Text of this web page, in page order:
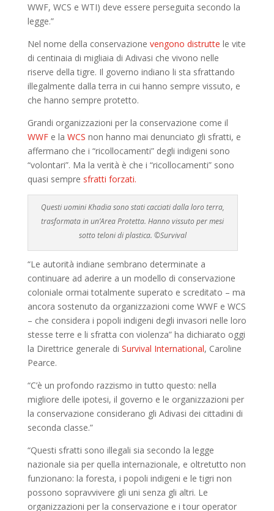
WWF, WCS e WTI) deve essere perseguita secondo la
legge.”
Nel nome della conservazione vengono distrutte le vite
di centinaia di migliaia di Adivasi che vivono nelle
riserve della tigre. Il governo indiano li sta sfrattando
illegalmente dalla terra in cui hanno sempre vissuto, e
che hanno sempre protetto.
Grandi organizzazioni per la conservazione come il
WWFe la WCS non hanno mai denunciato gli sfratti, e
affermano che i “ricollocamenti” degli indigeni sono
“volontari”. Ma la verità è che i “ricollocamenti” sono
quasi sempre sfratti forzati.
Questi uomini Khadia sono stati cacciati dalla loro terra,
trasformata in un’Area Protetta. Hanno vissuto per mesi
sotto teloni di plastica. ©Survival
“Le autorità indiane sembrano determinate a
continuare ad aderire a un modello di conservazione
coloniale ormai totalmente superato e screditato ­– ma
ancora sostenuto da organizzazioni come WWF e WCS
– che considera i popoli indigeni degli invasori nelle loro
stesse terre e li sfratta con violenza” ha dichiarato oggi
la Direttrice generale di Survival International, Caroline
Pearce.
“C’è un profondo razzismo in tutto questo: nella
migliore delle ipotesi, il governo e le organizzazioni per
la conservazione considerano gli Adivasi dei cittadini di
seconda classe.”
“Questi sfratti sono illegali sia secondo la legge
nazionale sia per quella internazionale, e oltretutto non
funzionano: la foresta, i popoli indigeni e le tigri non
possono sopravvivere gli uni senza gli altri. Le
organizzazioni per la conservazione e i tour operator